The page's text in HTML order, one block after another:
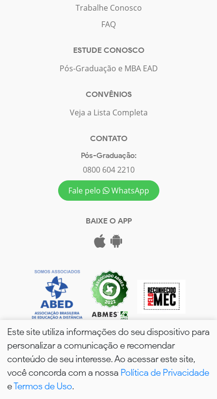
Trabalhe Conosco
FAQ
ESTUDE CONOSCO
Pós-Graduação e MBA EAD
CONVÊNIOS
Veja a Lista Completa
CONTATO
Pós-Graduação:
0800 604 2210
Fale pelo
WhatsApp
BAIXE O APP
wPós - 2026. Todos os Direitos Reservados.
Este site utiliza informações do seu dispositivo para
personalizar a comunicação e recomendar
conteúdo de seu interesse. Ao acessar este site,
você concorda com a nossa Política de Privacidade
eTermos de Uso.